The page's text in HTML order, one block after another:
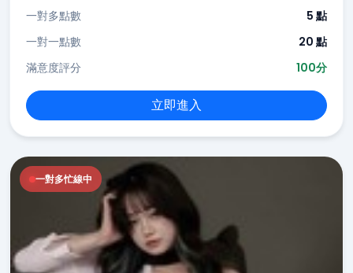
一對多點數
5 點
一對一點數
20 點
滿意度評分
100分
立即進入
一對多忙線中